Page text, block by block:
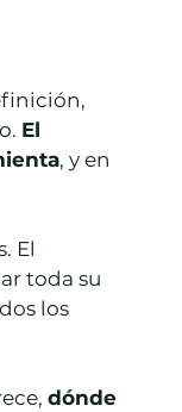
El
, y en
El
toda su
los
dónde